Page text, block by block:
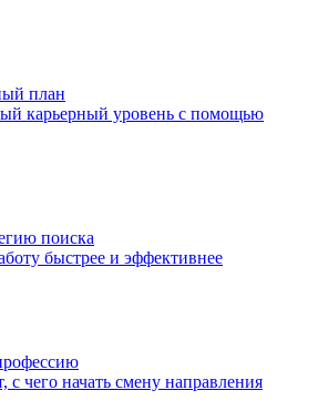
план
карьерный уровень с помощью
поиска
быстрее и эффективнее
с чего начать смену направления